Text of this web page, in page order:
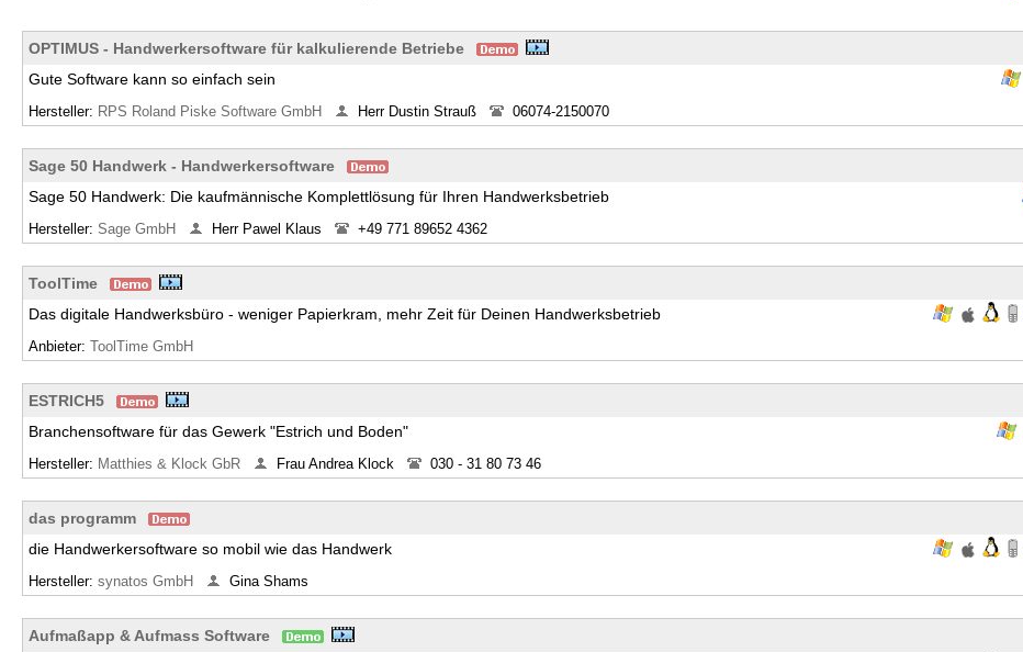
OPTIMUS - Handwerkersoftware für kalkulierende Betriebe
Gute Software kann so einfach sein
Hersteller: RPS Roland Piske Software GmbH Herr Dustin Strauß 06074-2150070
Sage 50 Handwerk - Handwerkersoftware
Sage 50 Handwerk: Die kaufmännische Komplettlösung für Ihren Handwerksbetrieb
Hersteller: Sage GmbH Herr Pawel Klaus +49 771 89652 4362
ToolTime
Das digitale Handwerksbüro - weniger Papierkram, mehr Zeit für Deinen Handwerksbetrieb
Anbieter: ToolTime GmbH
ESTRICH5
Branchensoftware für das Gewerk "Estrich und Boden"
Hersteller: Matthies & Klock GbR Frau Andrea Klock 030 - 31 80 73 46
das programm
die Handwerkersoftware so mobil wie das Handwerk
Hersteller: synatos GmbH Gina Shams
Aufmaßapp & Aufmass Software